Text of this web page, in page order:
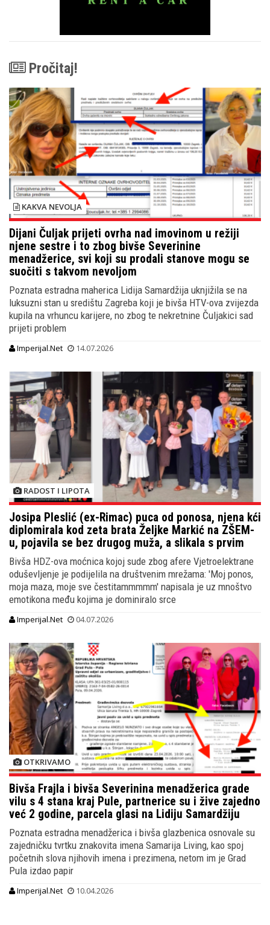
Pročitaj!
KAKVA NEVOLJA
Dijani Čuljak prijeti ovrha nad imovinom u režiji
njene sestre i to zbog bivše Severinine
menadžerice, svi koji su prodali stanove mogu se
suočiti s takvom nevoljom
Poznata estradna maherica Lidija Samardžija uknjižila se na
luksuzni stan u središtu Zagreba koji je bivša HTV-ova zvijezda
kupila na vrhuncu karijere, no zbog te nekretnine Čuljakici sad
prijeti problem
Imperijal.Net 14.07.2026
RADOST I LIPOTA
Josipa Pleslić (ex-Rimac) puca od ponosa, njena kći
diplomirala kod zeta brata Željke Markić na ZŠEM-
u, pojavila se bez drugog muža, a slikala s prvim
Bivša HDZ-ova moćnica kojoj sude zbog afere Vjetroelektrane
oduševljenje je podijelila na društvenim mrežama: 'Moj ponos,
moja maza, moje sve čestitammmmm' napisala je uz mnoštvo
emotikona među kojima je dominiralo srce
Imperijal.Net 04.07.2026
OTKRIVAMO
Bivša Frajla i bivša Severinina menadžerica grade
vilu s 4 stana kraj Pule, partnerice su i žive zajedno
već 2 godine, parcela glasi na Lidiju Samardžiju
Poznata estradna menadžerica i bivša glazbenica osnovale su
zajedničku tvrtku znakovita imena Samarija Living, kao spoj
početnih slova njihovih imena i prezimena, netom im je Grad
Pula izdao papir
Imperijal.Net 10.04.2026